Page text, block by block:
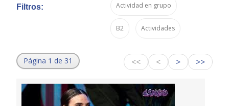
Filtros: Actividad en grupo
B2 Actividades
Página 1 de 31 << < > >>